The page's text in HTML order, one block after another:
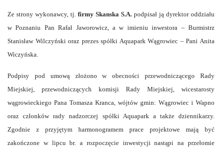
Ze strony wykonawcy, tj. firmy Skanska S.A. podpisał ją dyrektor oddziału
w Poznaniu Pan Rafał Jaworowicz, a w imieniu inwestora – Burmistrz
Stanisław Wilczyński oraz prezes spółki Aquapark Wągrowiec – Pani Anita
Wiczyńska.
Podpisy pod umową złożono w obecności przewodniczącego Rady
Miejskiej, przewodniczących komisji Rady Miejskiej, wicestarosty
wągrowieckiego Pana Tomasza Kranca, wójtów gmin: Wągrowiec i Wapno
oraz członków rady nadzorczej spółki Aquapark a także dziennikarzy.
Zgodnie z przyjętym harmonogramem prace projektowe mają być
zakończone w lipcu br. a rozpoczęcie inwestycji nastąpi na przełomie